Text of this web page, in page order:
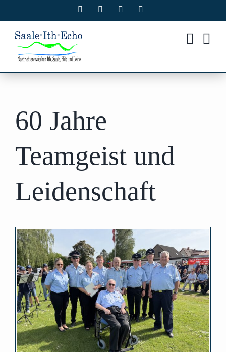
Inhalt
springen
Facebook Instagram
60 Jahre
Teamgeist und
Leidenschaft
Zeige
grösseres
Bild